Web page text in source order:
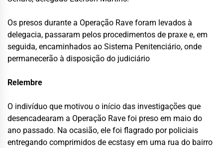
Os presos durante a Operação Rave foram levados à
delegacia, passaram pelos procedimentos de praxe e, em
seguida, encaminhados ao Sistema Penitenciário, onde
permanecerão à disposição do judiciário
Relembre
O indivíduo que motivou o início das investigações que
desencadearam a Operação Rave foi preso em maio do
ano passado. Na ocasião, ele foi flagrado por policiais
entregando comprimidos de ecstasy em uma rua do bairro